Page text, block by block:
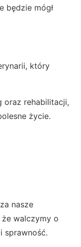
będzie mógł
który
oraz rehabilitacji,
życie.
nasze
walczymy o
sprawność.